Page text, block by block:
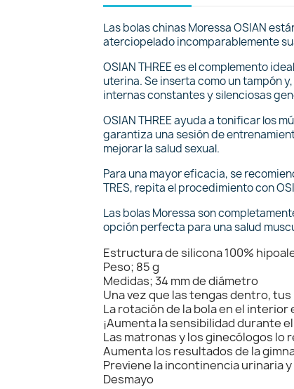
Las bolas chinas Moressa OSIAN
aterciopelado incomparablemente
OSIAN THREE es el complemento
uterina. Se inserta como un tampón
internas constantes y silenciosas
OSIAN THREE ayuda a tonificar los
garantiza una sesión de
mejorar la salud sexual.
Para una mayor eficacia, se
TRES, repita el procedimiento con
Las bolas Moressa son
opción perfecta para una salud
Estructura de silicona 100%
Peso; 85 g
Medidas; 34 mm de diámetro
Una vez que las tengas dentro,
La rotación de la bola en el
¡Aumenta la sensibilidad durante
Las matronas y los ginecólogos lo
Aumenta los resultados de la
Previene la incontinencia urinaria
Desmayo